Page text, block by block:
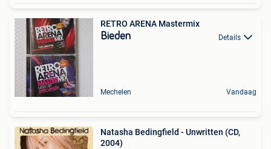
RETRO ARENA Mastermix
Bieden Details
Mechelen Vandaag
Natasha Bedingfield - Unwritten (CD,
2004)